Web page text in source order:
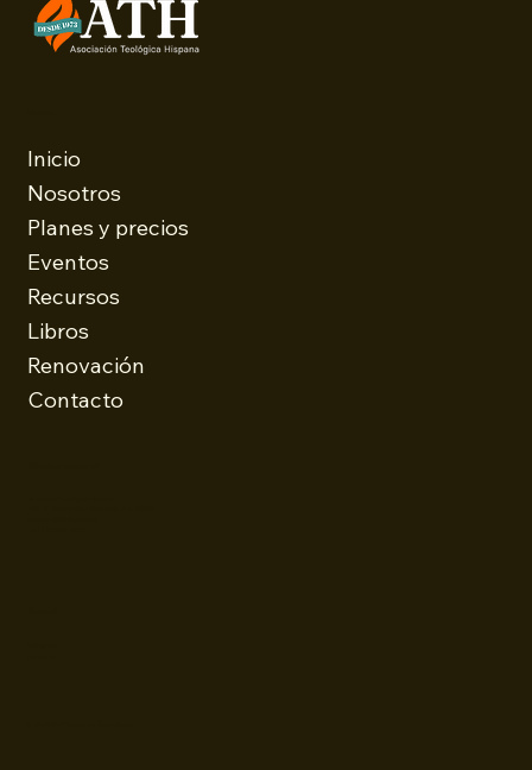
Inicio
Nosotros
Planes y precios
Eventos
Recursos
Libros
Renovación
Contacto